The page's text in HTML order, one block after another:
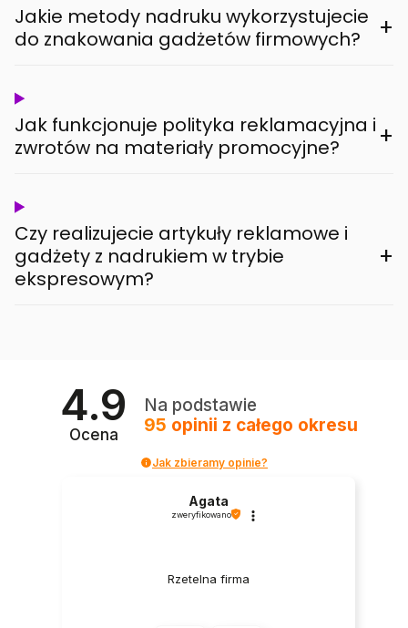
Jakie metody nadruku wykorzystujecie
do znakowania gadżetów firmowych?
+
Jak funkcjonuje polityka reklamacyjna i
zwrotów na materiały promocyjne?
+
Czy realizujecie artykuły reklamowe i
gadżety z nadrukiem w trybie
ekspresowym?
+
4.9
Ocena
Na podstawie
95 opinii z całego okresu
Jak zbieramy opinie?
Agata
zweryfikowano
Rzetelna firma